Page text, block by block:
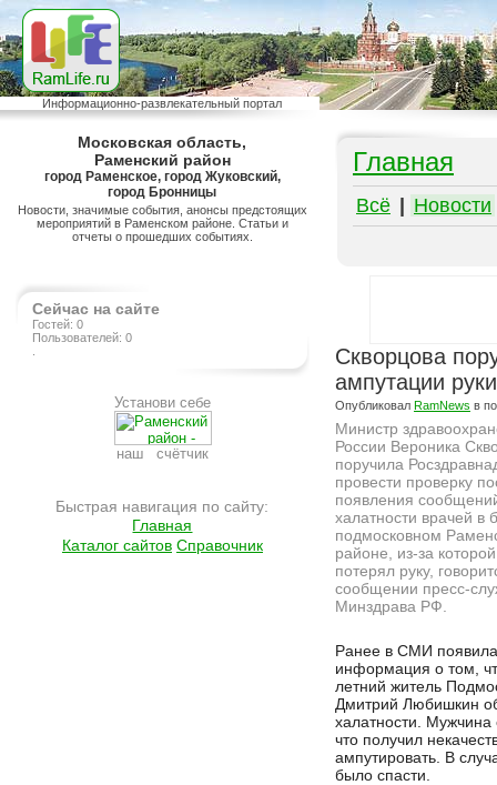
Информационно-развлекательный портал
Московская область,
Раменский район
город Раменское, город Жуковский,
город Бронницы
Новости, значимые события, анонсы предстоящих
мероприятий в Раменском районе. Статьи и
отчеты о прошедших событиях.
Сейчас на сайте
Гостей: 0
Пользователей: 0
Установи себе
наш счётчик
Быстрая навигация по сайту:
Главная
Каталог сайтов Справочник
Главная
Всё Новости
Скворцова
ампутации
Опубликовал RamNews в
Министр
России Вероника
поручила
провести проверку
появления
халатности врачей в
подмосковном
районе, из-за
потерял руку,
сообщении пресс-
Минздрава РФ.
Ранее в СМИ
информация о том,
летний житель
Дмитрий Любишкин
халатности. Мужчина
что получил
ампутировать. В
было спасти.